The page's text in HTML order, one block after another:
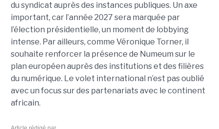
du syndicat auprès des instances publiques. Un axe
important, car l’année 2027 sera marquée par
l’élection présidentielle, un moment de lobbying
intense. Par ailleurs, comme Véronique Torner, il
souhaite renforcer la présence de Numeum sur le
plan européen auprès des institutions et des filières
du numérique. Le volet international n’est pas oublié
avec un focus sur des partenariats avec le continent
africain.